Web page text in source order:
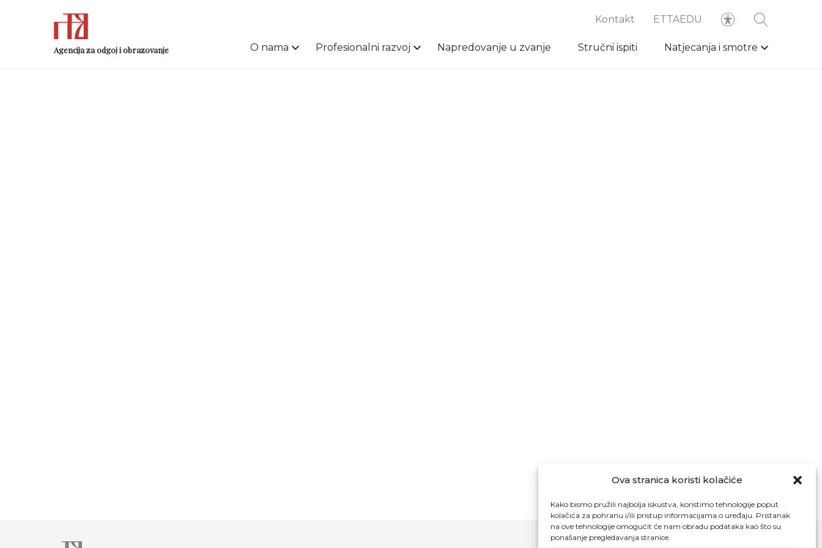
Ova stranica koristi kolačiće
Kako bismo pružili najbolja iskustva, koristimo tehnologije poput
kolačića za pohranu i/ili pristup informacijama o uređaju. Pristanak
na ove tehnologije omogućit će nam obradu podataka kao što su
ponašanje pregledavanja stranice.
Agencija za odgoj i obrazovanje
Kontakt ETTAEDU
O nama Profesionalni razvoj Napredovanje u zvanje Stručni ispiti Natjecanja i smotre